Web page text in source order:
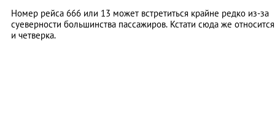
Номер рейса 666 или 13 может встретиться крайне редко из-за
суеверности большинства пассажиров. Кстати сюда же относится
и четверка.